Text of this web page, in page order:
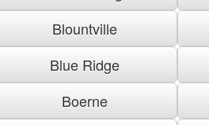
Blountville
Blue Ridge
Boerne